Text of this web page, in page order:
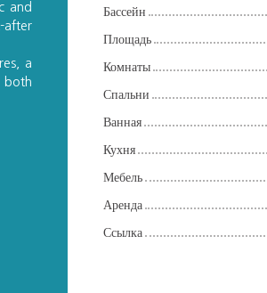
and
after
a
both
Бассейн
Площадь
Комнаты
Спальни
Ванная
Кухня
Мебель
Аренда
Ссылка